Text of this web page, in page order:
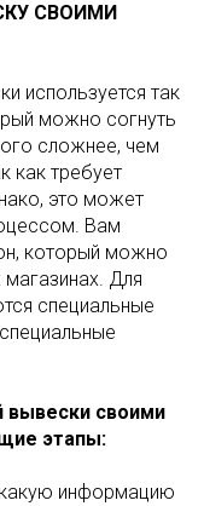
СВОИМИ
используется так
можно согнуть
сложнее, чем
как требует
это может
Вам
который можно
Для
специальные
вывески своими
этапы:
информацию